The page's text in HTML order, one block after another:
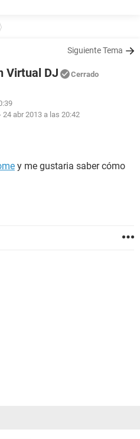
Siguiente Tema
Virtual DJ Cerrado
24 abr 2013 a las 20:42
y me gustaria saber cómo